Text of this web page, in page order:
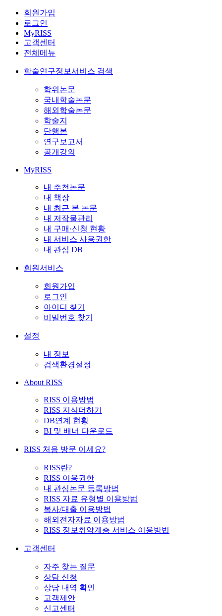
회원가입
로그인
MyRISS
고객센터
전체메뉴
학술연구정보서비스 검색
학위논문
국내학술논문
해외학술논문
학술지
단행본
연구보고서
공개강의
MyRISS
내 추천논문
내 책장
내 최근 본 논문
내 저작물관리
내 구매·신청 현황
내 서비스 사용권한
내 관심 DB
회원서비스
회원가입
로그인
아이디 찾기
비밀번호 찾기
설정
내 정보
검색환경설정
About RISS
RISS 이용방법
RISS 지식더하기
DB연계 현황
BI 및 배너 다운로드
RISS 처음 방문 이세요?
RISS란?
RISS 이용권한
내 관심논문 등록방법
RISS 자료 유형별 이용방법
복사/대출 이용방법
해외전자자료 이용방법
RISS 정보취약계층 서비스 이용방법
고객센터
자주 찾는 질문
상담 신청
상담 내역 확인
고객제안
신고센터